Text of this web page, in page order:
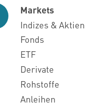
Markets
Indizes & Aktien
Fonds
ETF
Derivate
Rohstoffe
Anleihen